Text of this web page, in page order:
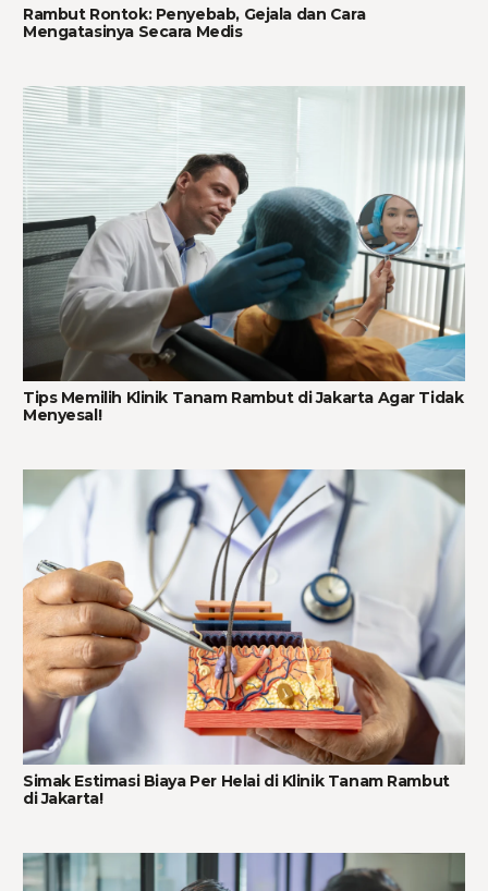
Rambut Rontok: Penyebab, Gejala dan Cara
Mengatasinya Secara Medis
Tips Memilih Klinik Tanam Rambut di Jakarta Agar Tidak
Menyesal!
Simak Estimasi Biaya Per Helai di Klinik Tanam Rambut
di Jakarta!